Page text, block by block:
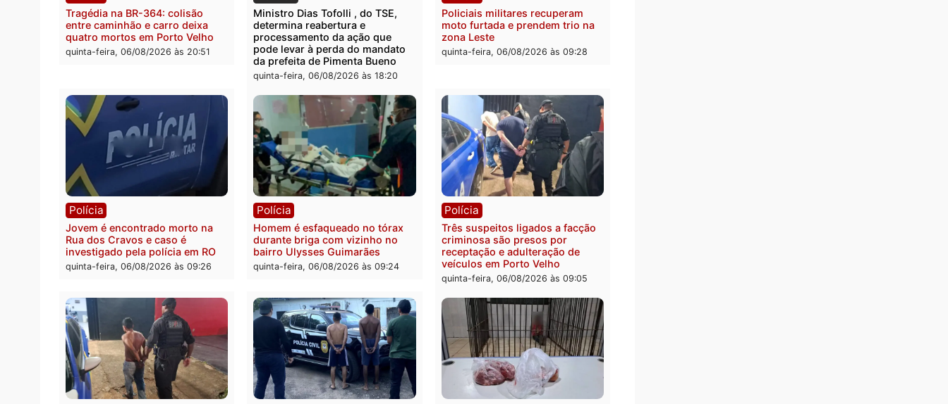
Polícia
Tragédia na BR-364: colisão
entre caminhão e carro deixa
quatro mortos em Porto Velho
quinta-feira, 06/08/2026 às 20:51
Política
Ministro Dias Tofolli , do TSE,
determina reabertura e
processamento da ação que
pode levar à perda do mandato
da prefeita de Pimenta Bueno
quinta-feira, 06/08/2026 às 18:20
Polícia
Policiais militares recuperam
moto furtada e prendem trio na
zona Leste
quinta-feira, 06/08/2026 às 09:28
Polícia
Jovem é encontrado morto na
Polícia
Homem é esfaqueado no tórax
Polícia
Três suspeitos ligados a facção